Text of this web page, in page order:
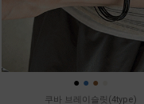
● ● ●
쿠바 브레이슬릿(4type)